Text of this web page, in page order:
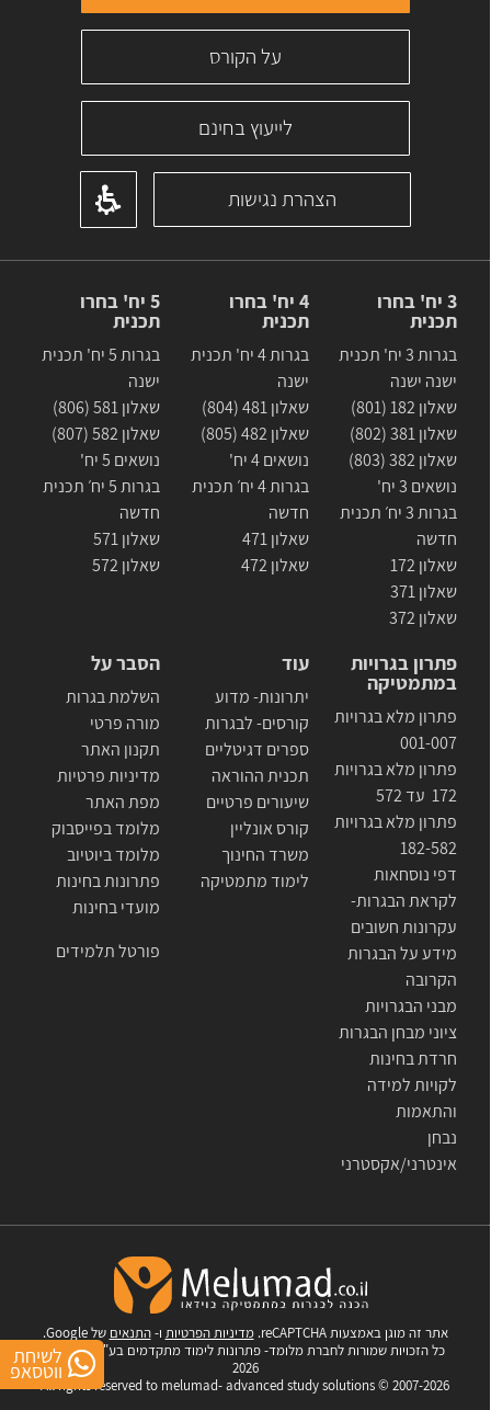
לשיחת
ווטסאפ
על הקורס
לייעוץ בחינם
הצהרת נגישות
3 יח' בחרו
תכנית
בגרות 3 יח' תכנית
ישנה ישנה
שאלון 182 (801)
שאלון 381 (802)
שאלון 382 (803)
נושאים 3 יח'
בגרות 3 יח׳ תכנית
חדשה
שאלון 172
שאלון 371
שאלון 372
4 יח' בחרו
תכנית
בגרות 4 יח' תכנית
ישנה
שאלון 481 (804)
שאלון 482 (805)
נושאים 4 יח'
בגרות 4 יח׳ תכנית
חדשה
שאלון 471
שאלון 472
5 יח' בחרו
תכנית
בגרות 5 יח' תכנית
ישנה
שאלון 581 (806)
שאלון 582 (807)
נושאים 5 יח'
בגרות 5 יח׳ תכנית
חדשה
שאלון 571
שאלון 572
פתרון בגרויות
במתמטיקה
פתרון מלא בגרויות
001-007
פתרון מלא בגרויות
172 עד 572
פתרון מלא בגרויות
182-582
דפי נוסחאות
לקראת הבגרות-
עקרונות חשובים
מידע על הבגרות
הקרובה
מבני הבגרויות
ציוני מבחן הבגרות
חרדת בחינות
לקויות למידה
והתאמות
נבחן
אינטרני/אקסטרני
עוד
יתרונות- מדוע
קורסים- לבגרות
ספרים דגיטליים
תכנית ההוראה
שיעורים פרטיים
קורס אונליין
משרד החינוך
לימוד מתמטיקה
הסבר על
השלמת בגרות
מורה פרטי
תקנון האתר
מדיניות פרטיות
מפת האתר
מלומד בפייסבוק
מלומד ביוטיוב
פתרונות בחינות
מועדי בחינות
פורטל תלמידים
אתר זה מוגן באמצעות reCAPTCHA. מדיניות הפרטיות ו-התנאים של Google.
כל הזכויות שמורות לחברת מלומד- פתרונות לימוד מתקדמים בע"מ © 2007-
2026
All rights reserved to melumad- advanced study solutions © 2007-2026